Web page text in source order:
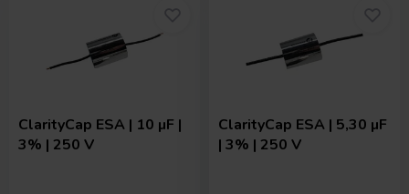
ClarityCap ESA | 10 µF |
3% | 250 V
ClarityCap ESA | 5,30 µF
| 3% | 250 V